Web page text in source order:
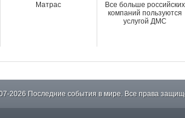
Матрас
Все больше российских
компаний пользуются
услугой ДМС
2026 Последние события в мире. Все права